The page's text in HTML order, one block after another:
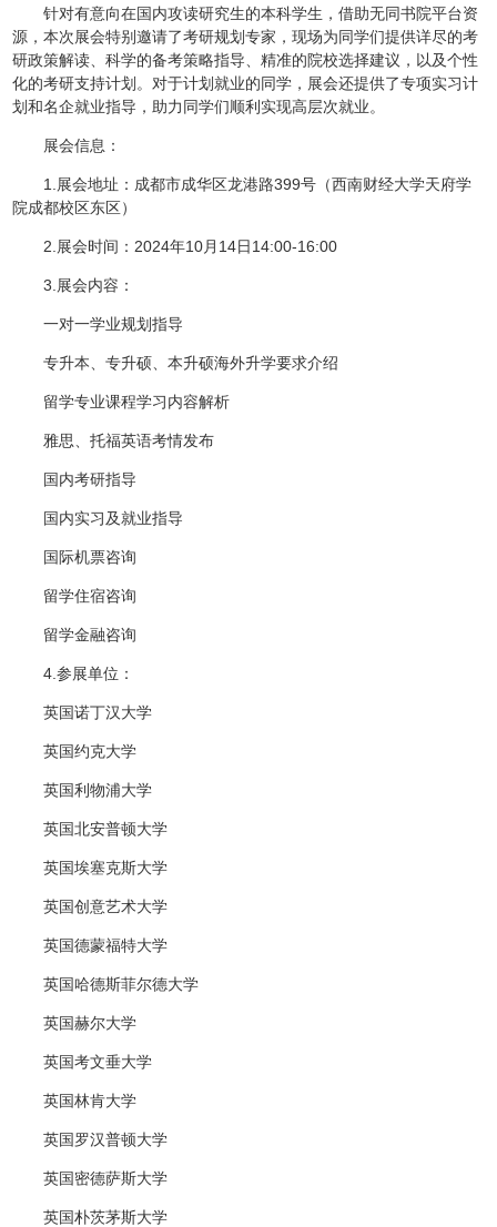
针对有意向在国内攻读研究生的本科学生，借助无同书院平台资
源，本次展会特别邀请了考研规划专家，现场为同学们提供详尽的考
研政策解读、科学的备考策略指导、精准的院校选择建议，以及个性
化的考研支持计划。对于计划就业的同学，展会还提供了专项实习计
划和名企就业指导，助力同学们顺利实现高层次就业。
展会信息：
1.展会地址：成都市成华区龙港路399号（西南财经大学天府学
院成都校区东区）
2.展会时间：2024年10月14日14:00-16:00
3.展会内容：
一对一学业规划指导
专升本、专升硕、本升硕海外升学要求介绍
留学专业课程学习内容解析
雅思、托福英语考情发布
国内考研指导
国内实习及就业指导
国际机票咨询
留学住宿咨询
留学金融咨询
4.参展单位：
英国诺丁汉大学
英国约克大学
英国利物浦大学
英国北安普顿大学
英国埃塞克斯大学
英国创意艺术大学
英国德蒙福特大学
英国哈德斯菲尔德大学
英国赫尔大学
英国考文垂大学
英国林肯大学
英国罗汉普顿大学
英国密德萨斯大学
英国朴茨茅斯大学